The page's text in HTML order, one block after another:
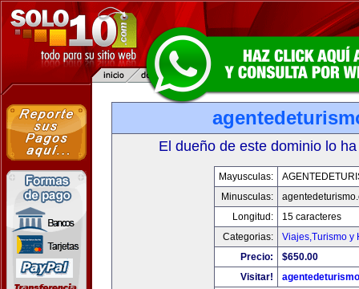
El dueño de este dominio lo
Mayusculas:
Minusculas:
Longitud:
15 caracteres
Categorias:
Viajes,Turismo y
Precio:
$650.00
Visitar!